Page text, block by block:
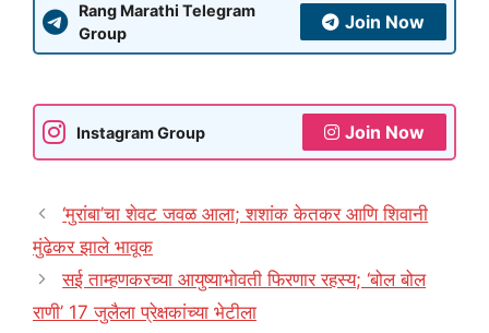
Rang Marathi Telegram
Group
Join Now
Instagram Group Join Now
‘मुरांबा’चा शेवट जवळ आला; शशांक केतकर आणि शिवानी
मुंढेकर झाले भावूक
सई ताम्हणकरच्या आयुष्याभोवती फिरणार रहस्य; ‘बोल बोल
राणी’ 17 जुलैला प्रेक्षकांच्या भेटीला